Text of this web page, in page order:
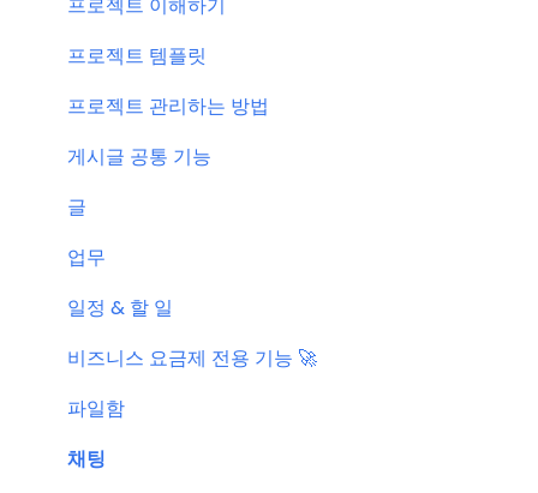
서버 작업
KT cloud BizWorks 서버 작업
공지 관련 자주 묻는 질문
프로젝트 템플릿
프로젝트 관리하는 방법
게시글 공통 기능
글
업무
일정 & 할 일
비즈니스 요금제 전용 기능 🚀
파일함
채팅